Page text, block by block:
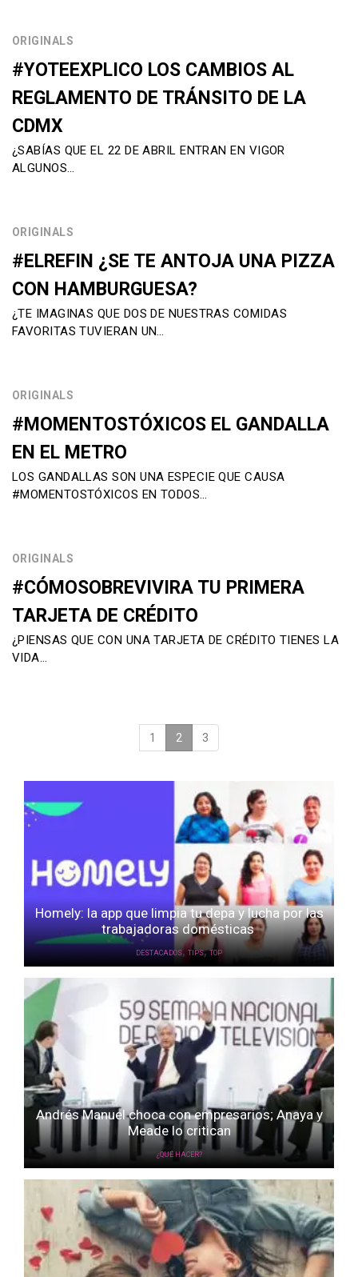
ORIGINALS
#YOTEEXPLICO LOS CAMBIOS AL
REGLAMENTO DE TRÁNSITO DE LA
CDMX
¿SABÍAS QUE EL 22 DE ABRIL ENTRAN EN VIGOR
ALGUNOS…
ORIGINALS
#ELREFIN ¿SE TE ANTOJA UNA PIZZA
CON HAMBURGUESA?
¿TE IMAGINAS QUE DOS DE NUESTRAS COMIDAS
FAVORITAS TUVIERAN UN…
ORIGINALS
#MOMENTOSTÓXICOS EL GANDALLA
EN EL METRO
LOS GANDALLAS SON UNA ESPECIE QUE CAUSA
#MOMENTOSTÓXICOS EN TODOS…
ORIGINALS
#CÓMOSOBREVIVIRA TU PRIMERA
TARJETA DE CRÉDITO
¿PIENSAS QUE CON UNA TARJETA DE CRÉDITO TIENES LA
VIDA…
1 2 (current)
3
Homely: la app que limpia tu depa y lucha por las
trabajadoras domésticas
DESTACADOS,TIPS,TOP
Andrés Manuel choca con empresarios; Anaya y
Meade lo critican
¿QUÉ HACER?